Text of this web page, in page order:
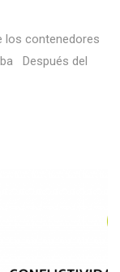
contenedores
Después del